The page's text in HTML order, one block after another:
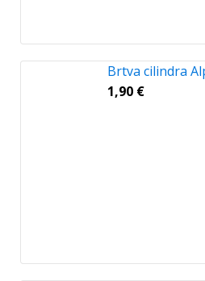
Brtva cilindra
1,90 €